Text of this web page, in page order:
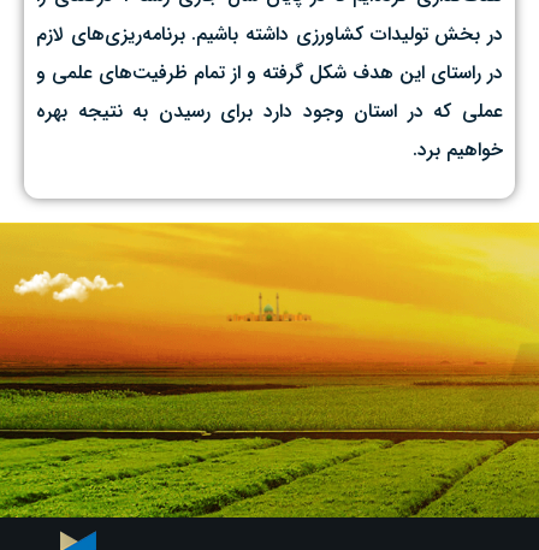
در بخش تولیدات کشاورزی داشته باشیم. برنامه‌ریزی‌های لازم
در راستای این هدف شکل گرفته و از تمام ظرفیت‌های علمی و
عملی که در استان وجود دارد برای رسیدن به نتیجه بهره
خواهیم برد.